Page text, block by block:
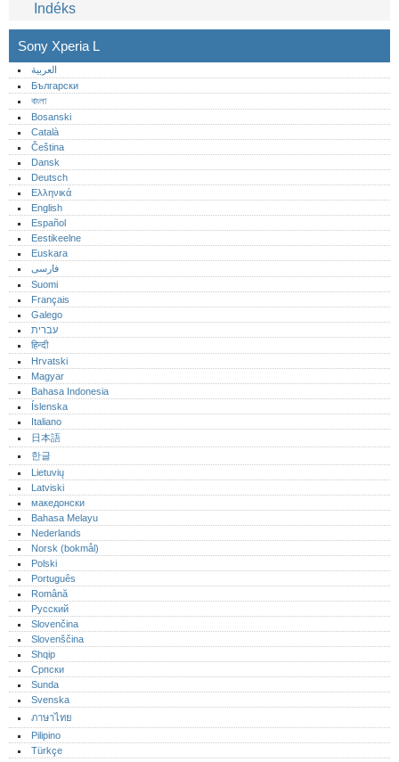
Indéks
Sony Xperia L
العربية
Български
বাংলা
Bosanski
Català
Čeština
Dansk
Deutsch
Ελληνικά
English
Español
Eestikeelne
Euskara
فارسی
Suomi
Français
Galego
עברית
हिन्दी
Hrvatski
Magyar
Bahasa Indonesia
Íslenska
Italiano
日本語
한글
Lietuvių
Latviski
македонски
Bahasa Melayu
Nederlands
Norsk (bokmål)‎
Polski
Português‎
Română
Русский
Slovenčina
Slovenščina
Shqip
Српски
Sunda
Svenska
ภาษาไทย
Pilipino
Türkçe